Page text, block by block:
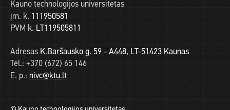
Kauno technologijos universitetas
įm. k. 111950581
PVM k. LT119505811
Adresas K.Baršausko g. 59 - A448, LT-51423 Kaunas
Tel.: +370 (672) 65 146
E. p.: nivc@ktu.lt